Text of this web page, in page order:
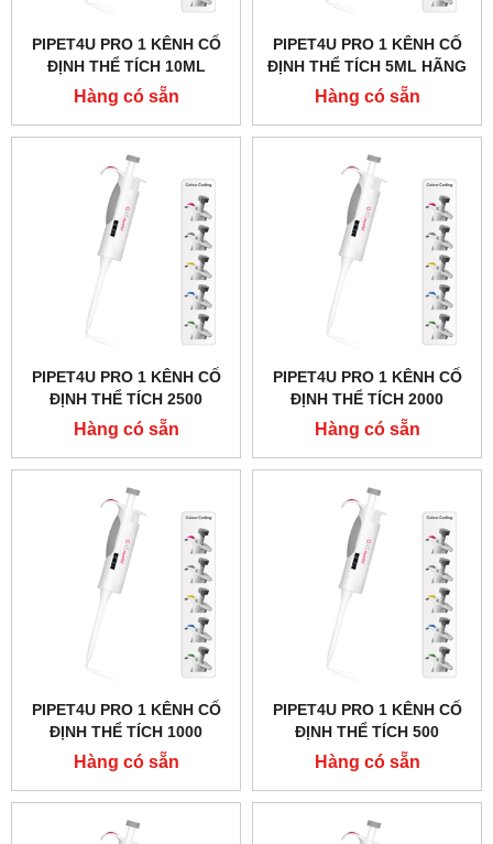
PIPET4U PRO 1 KÊNH CỐ
ĐỊNH THỂ TÍCH 10ML
HÃNG AHN - ĐỨC
Hàng có sẵn
PIPET4U PRO 1 KÊNH CỐ
ĐỊNH THỂ TÍCH 5ML HÃNG
AHN - ĐỨC
Hàng có sẵn
PIPET4U PRO 1 KÊNH CỐ
ĐỊNH THỂ TÍCH 2500
MICROLIT (2.5ML) HÃNG
AHN - ĐỨC
Hàng có sẵn
PIPET4U PRO 1 KÊNH CỐ
ĐỊNH THỂ TÍCH 2000
MICROLIT (2ML) HÃNG
AHN - ĐỨC
Hàng có sẵn
PIPET4U PRO 1 KÊNH CỐ
ĐỊNH THỂ TÍCH 1000
MICROLIT (1ML) HÃNG
AHN - ĐỨC
Hàng có sẵn
PIPET4U PRO 1 KÊNH CỐ
ĐỊNH THỂ TÍCH 500
MICROLIT HÃNG AHN -
ĐỨC
Hàng có sẵn